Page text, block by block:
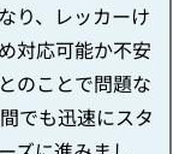
り、レッカーけ
対応可能か不安
のことで問題な
でも迅速にスタ